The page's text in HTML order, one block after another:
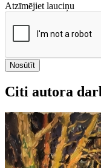
Atzīmējiet lauciņu
Nosūtīt
Citi autora